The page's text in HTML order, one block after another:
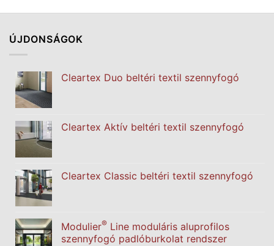
ÚJDONSÁGOK
Cleartex Duo beltéri textil szennyfogó
Cleartex Aktív beltéri textil szennyfogó
Cleartex Classic beltéri textil szennyfogó
Modulier® Line moduláris aluprofilos
szennyfogó padlóburkolat rendszer